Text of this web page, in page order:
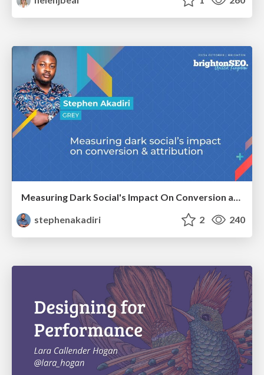
Measuring Dark Social's Impact On Conversion and Attribution
stephenakadiri
2 240